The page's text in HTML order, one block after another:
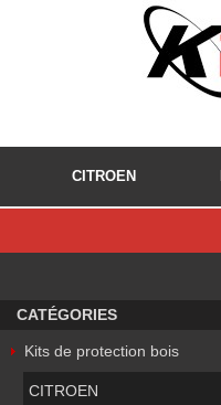
CITROEN
CATÉGORIES
Kits de protection bois
CITROEN